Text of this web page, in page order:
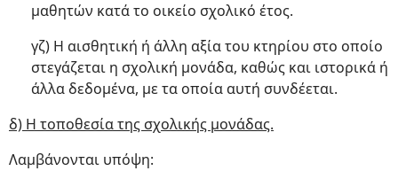
μαθητών κατά το οικείο σχολικό έτος.
γζ) Η αισθητική ή άλλη αξία του κτηρίου στο οποίο
στεγάζεται η σχολική μονάδα, καθώς και ιστορικά ή
άλλα δεδομένα, με τα οποία αυτή συνδέεται.
δ) Η τοποθεσία της σχολικής μονάδας.
Λαμβάνονται υπόψη: